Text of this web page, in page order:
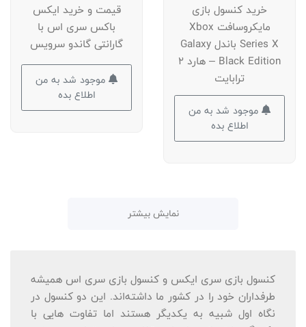
خرید کنسول بازی
مایکروسافت Xbox
Series X باندل Galaxy
Black Edition – هارد 2
ترابایت
موجود شد به من
اطلاع بده
قیمت و خرید ایکس
باکس سری اس با
گارانتی گاندو سرویس
موجود شد به من
اطلاع بده
نمایش بیشتر
کنسول بازی سری ایکس و کنسول بازی سری اس همیشه
طرفداران خود را در کشور ما داشته‌اند. این دو کنسول در
نگاه اول شبیه به یکدیگر هستند اما تفاوت هایی با